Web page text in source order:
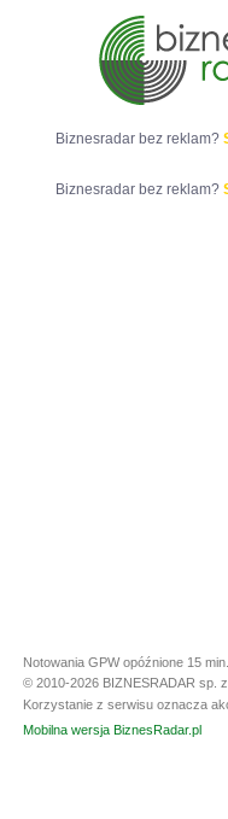
Biznesradar bez reklam?
Biznesradar bez reklam?
Notowania GPW opóźnione 15 min.
© 2010-2026 BIZNESRADAR sp.
Korzystanie z serwisu oznacza
Mobilna wersja BiznesRadar.pl